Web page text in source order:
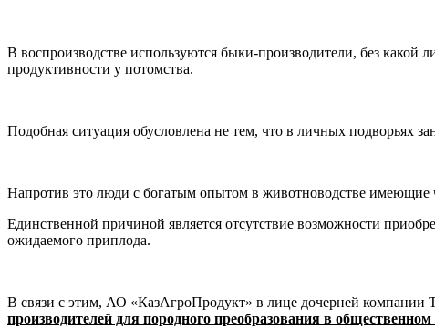
В воспроизводстве используются быки-производители, без
продуктивности у потомства.
Подобная ситуация обусловлена не тем, что в личных подворьях
Напротив это люди с богатым опытом в животноводстве имеющие
Единственной причиной является отсутствие возможности
ожидаемого приплода.
В связи с этим, АО «КазАгроПродукт» в лице дочерней компании
производителей для породного преобразования в общественном